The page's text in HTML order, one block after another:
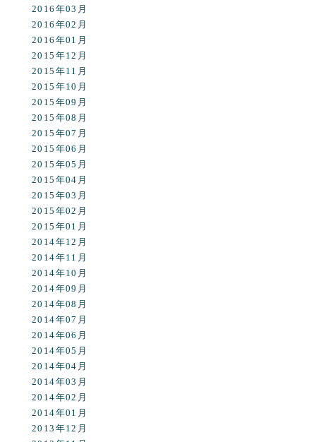
2016年03月
2016年02月
2016年01月
2015年12月
2015年11月
2015年10月
2015年09月
2015年08月
2015年07月
2015年06月
2015年05月
2015年04月
2015年03月
2015年02月
2015年01月
2014年12月
2014年11月
2014年10月
2014年09月
2014年08月
2014年07月
2014年06月
2014年05月
2014年04月
2014年03月
2014年02月
2014年01月
2013年12月